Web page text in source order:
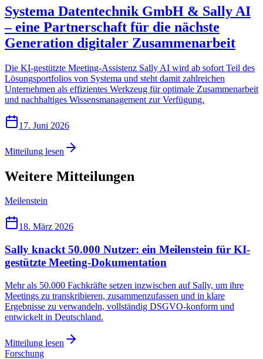
Systema Datentechnik GmbH & Sally AI
– eine Partnerschaft für die nächste
Generation digitaler Zusammenarbeit
Die KI-gestützte Meeting-Assistenz Sally AI wird ab sofort Teil des
Lösungsportfolios von Systema und steht damit zahlreichen
Unternehmen als effizientes Werkzeug für optimale Zusammenarbeit
und nachhaltiges Wissensmanagement zur Verfügung.
17. Juni 2026
Mitteilung lesen
Weitere Mitteilungen
Meilenstein
18. März 2026
Sally knackt 50.000 Nutzer: ein Meilenstein für KI-
gestützte Meeting-Dokumentation
Mehr als 50.000 Fachkräfte setzen inzwischen auf Sally, um ihre
Meetings zu transkribieren, zusammenzufassen und in klare
Ergebnisse zu verwandeln, vollständig DSGVO-konform und
entwickelt in Deutschland.
Mitteilung lesen
Forschung